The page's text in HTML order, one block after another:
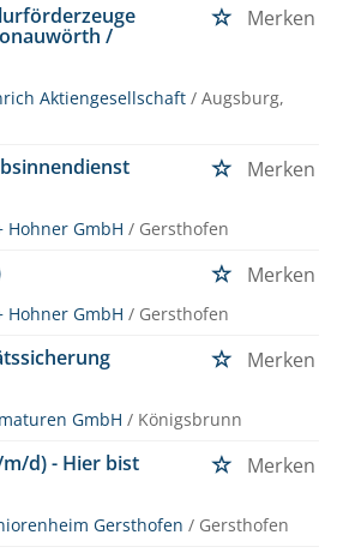
/
Merken
Aktiengesellschaft / Augsburg,
Merken
Hohner GmbH / Gersthofen
Merken
Hohner GmbH / Gersthofen
Merken
GmbH / Königsbrunn
d) - Hier bist Merken
Gersthofen / Gersthofen